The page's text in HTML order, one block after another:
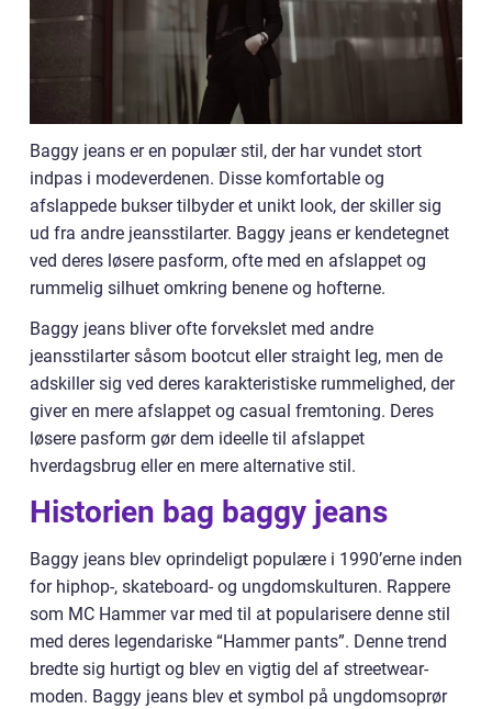
Baggy jeans er en populær stil, der har vundet stort
indpas i modeverdenen. Disse komfortable og
afslappede bukser tilbyder et unikt look, der skiller sig
ud fra andre jeansstilarter. Baggy jeans er kendetegnet
ved deres løsere pasform, ofte med en afslappet og
rummelig silhuet omkring benene og hofterne.
Baggy jeans bliver ofte forvekslet med andre
jeansstilarter såsom bootcut eller straight leg, men de
adskiller sig ved deres karakteristiske rummelighed, der
giver en mere afslappet og casual fremtoning. Deres
løsere pasform gør dem ideelle til afslappet
hverdagsbrug eller en mere alternative stil.
Historien bag baggy jeans
Baggy jeans blev oprindeligt populære i 1990’erne inden
for hiphop-, skateboard- og ungdomskulturen. Rappere
som MC Hammer var med til at popularisere denne stil
med deres legendariske “Hammer pants”. Denne trend
bredte sig hurtigt og blev en vigtig del af streetwear-
moden. Baggy jeans blev et symbol på ungdomsoprør